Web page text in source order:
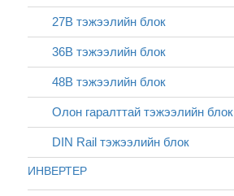
27В тэжээлийн блок
36В тэжээлийн блок
48В тэжээлийн блок
Олон гаралттай тэжээлийн блок
DIN Rail тэжээлийн блок
ИНВЕРТЕР